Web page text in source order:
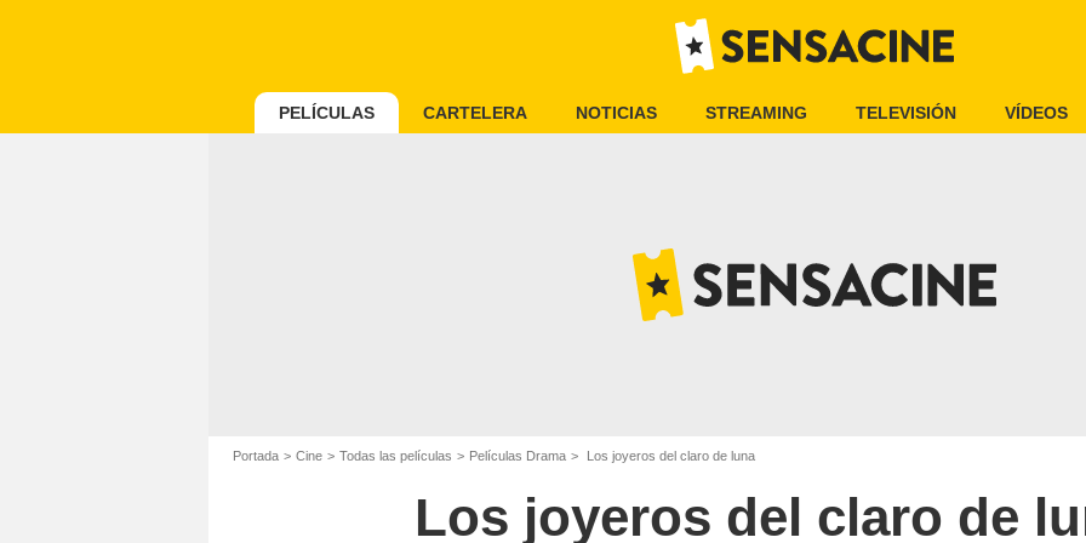
PELÍCULAS CARTELERA NOTICIAS STREAMING TELEVISIÓN VÍDEOS
Portada Cine Todas las películas Películas Drama Los joyeros del claro de luna
Los joyeros del claro de